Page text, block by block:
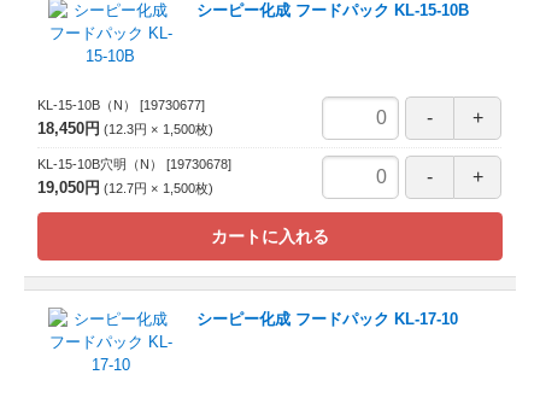
シーピー化成 フードパック KL-15-10B
KL-15-10B（N） [19730677]
18,450円 12.3円 1,500枚
KL-15-10B穴明（N） [19730678]
19,050円 12.7円 1,500枚
カートに入れる
シーピー化成 フードパック KL-17-10